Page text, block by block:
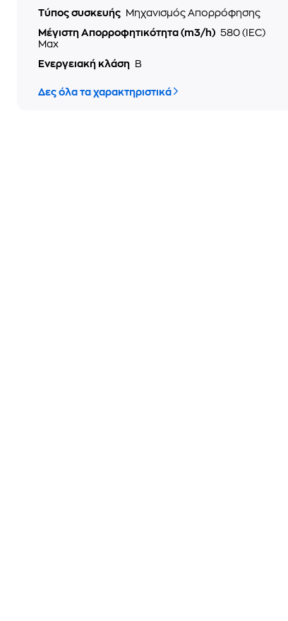
Τύπος συσκευής Μηχανισμός Απορρόφησης
Μέγιστη Απορροφητικότητα (m3/h) 580 (IEC)
Max
Ενεργειακή κλάση B
Δες όλα τα χαρακτηριστικά